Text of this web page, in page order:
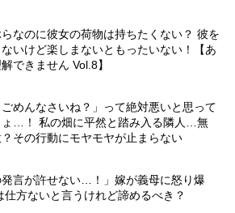
なのに彼女の荷物は持ちたくない？ 彼を
いけど楽しまないともったいない！【あ
できません Vol.8】
ごめんなさいね？」って絶対悪いと思って
ょ…！ 私の畑に平然と踏み入る隣人…無
その行動にモヤモヤが止まらない
発言が許せない…！」嫁が義母に怒り爆
仕方ないと言うけれど諦めるべき？